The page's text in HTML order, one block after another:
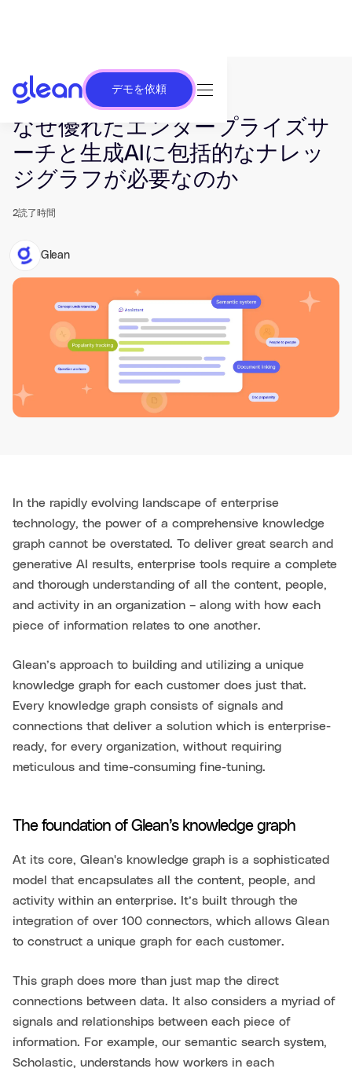
デモを依頼
発行済み Mar 19, 2024. 最終更新日 May 20, 2026.
なぜ優れたエンタープライズサ
ーチと生成AIに包括的なナレッ
ジグラフが必要なのか
2読了時間
Glean
In the rapidly evolving landscape of enterprise
technology, the power of a comprehensive knowledge
graph cannot be overstated. To deliver great search and
generative AI results, enterprise tools require a complete
and thorough understanding of all the content, people,
and activity in an organization – along with how each
piece of information relates to one another.
Glean’s approach to building and utilizing a unique
knowledge graph for each customer does just that.
Every knowledge graph consists of signals and
connections that deliver a solution which is enterprise-
ready, for every organization, without requiring
meticulous and time-consuming fine-tuning.
The foundation of Glean’s knowledge graph
At its core, Glean's knowledge graph is a sophisticated
model that encapsulates all the content, people, and
activity within an enterprise. It’s built through the
integration of over 100 connectors, which allows Glean
to construct a unique graph for each customer.
This graph does more than just map the direct
connections between data. It also considers a myriad of
signals and relationships between each piece of
information. For example, our semantic search system,
Scholastic, understands how workers in each